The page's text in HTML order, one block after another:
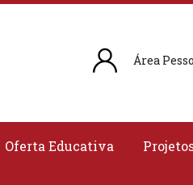
Área
Oferta Educativa